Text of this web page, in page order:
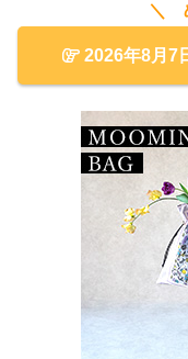
＼
2026年8月7